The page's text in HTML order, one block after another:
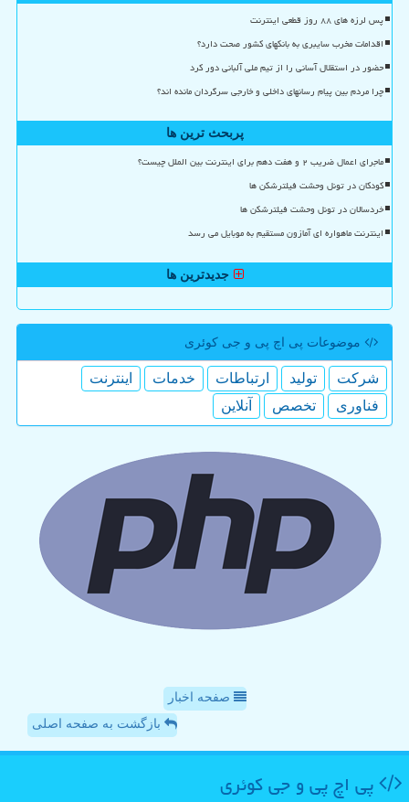
پس لرزه های ۸۸ روز قطعی اینترنت
اقدامات مخرب سایبری به بانکهای کشور صحت دارد؟
حضور در استقلال آسانی را از تیم ملی آلبانی دور کرد
چرا مردم بین پیام رسانهای داخلی و خارجی سرگردان مانده اند؟
پربحث ترین ها
ماجرای اعمال ضریب ۲ و هفت دهم برای اینترنت بین الملل چیست؟
کودکان در تونل وحشت فیلترشکن ها
خردسالان در تونل وحشت فیلترشکن ها
اینترنت ماهواره ای آمازون مستقیم به موبایل می رسد
جدیدترین ها
موضوعات پی اچ پی و جی كوئری
شركت تولید ارتباطات خدمات
اینترنت
فناوری
تخصص آنلاین
صفحه اخبار
بازگشت به صفحه اصلی
پی اچ پی و جی كوئری